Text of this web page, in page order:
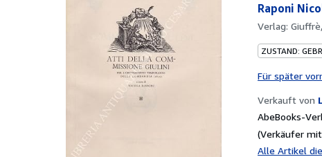
Raponi
Verlag:
ZUSTAND:
Für später
Verkauft von
AbeBooks-
(Verkäufer
Alle Artikel